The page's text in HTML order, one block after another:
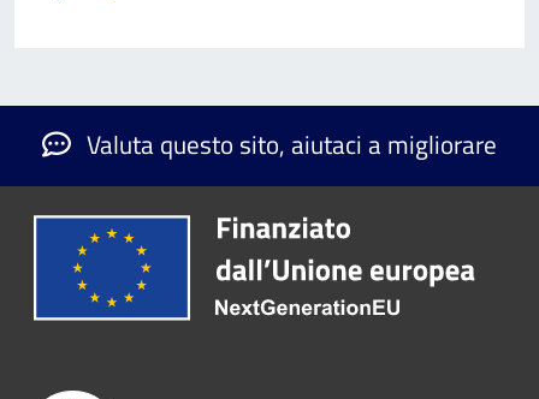
Valuta questo sito, aiutaci a migliorare